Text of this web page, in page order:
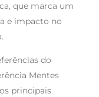
que marca um
e impacto no
do
Mentes
principais